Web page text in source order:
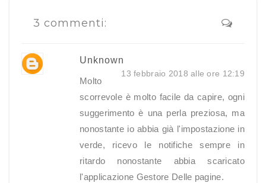
3 commenti:
Unknown
13 febbraio 2018 alle ore 12:19
Molto
scorrevole è molto facile da capire, ogni
suggerimento è una perla preziosa, ma
nonostante io abbia già l'impostazione in
verde, ricevo le notifiche sempre in
ritardo nonostante abbia scaricato
l'applicazione Gestore Delle pagine.